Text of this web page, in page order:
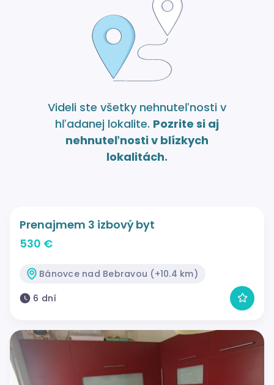
Videli ste všetky nehnuteľnosti v
hľadanej lokalite. Pozrite si aj
nehnuteľnosti v blízkych
lokalitách.
Prenajmem 3 izbový byt
530 €
Bánovce nad Bebravou (+10.4 km)
6 dní